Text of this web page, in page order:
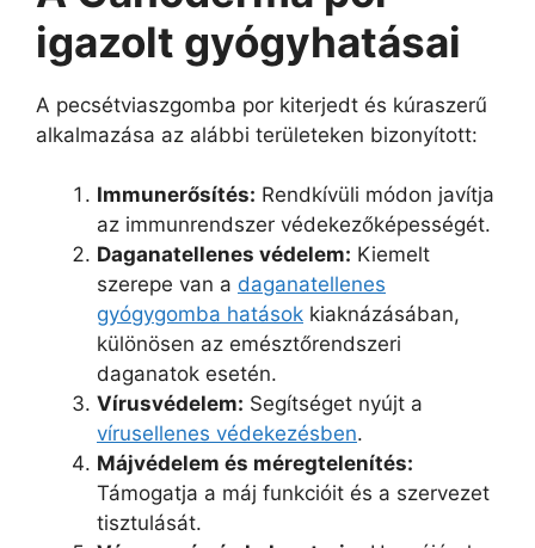
igazolt gyógyhatásai
A pecsétviaszgomba por kiterjedt és kúraszerű
alkalmazása az alábbi területeken bizonyított:
Immunerősítés: Rendkívüli módon javítja
az immunrendszer védekezőképességét.
Daganatellenes védelem: Kiemelt
szerepe van a daganatellenes
gyógygomba hatások kiaknázásában,
különösen az emésztőrendszeri
daganatok esetén.
Vírusvédelem: Segítséget nyújt a
vírusellenes védekezésben.
Májvédelem és méregtelenítés:
Támogatja a máj funkcióit és a szervezet
tisztulását.